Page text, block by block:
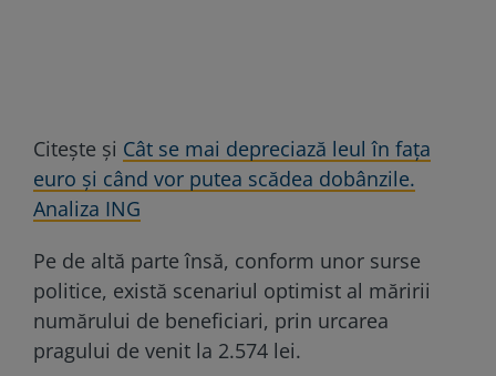
Citește și Cât se mai depreciază leul în fața
euro și când vor putea scădea dobânzile.
Analiza ING
Pe de altă parte însă, conform unor surse
politice, există scenariul optimist al măririi
numărului de beneficiari, prin urcarea
pragului de venit la 2.574 lei.